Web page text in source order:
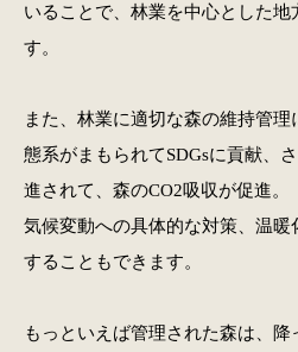
いることで、林業を中心とした地
す。
また、林業に適切な森の維持管
態系がまもられてSDGsに貢献、
進されて、森のCO2吸収が促進。
気候変動への具体的な対策、温
することもできます。
もっといえば管理された森は、